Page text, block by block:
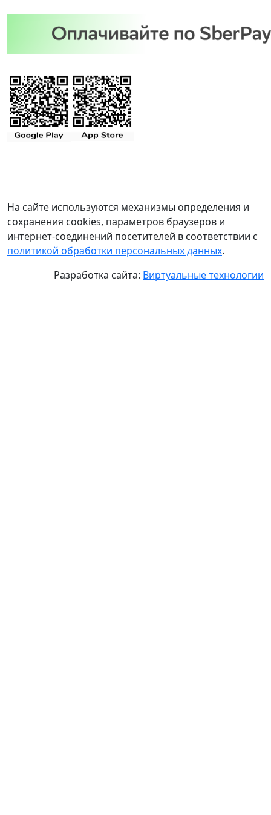
На сайте используются механизмы определения и
сохранения cookies, параметров браузеров и
интернет-соединений посетителей в соответствии с
политикой обработки персональных данных.
Разработка сайта: Виртуальные технологии